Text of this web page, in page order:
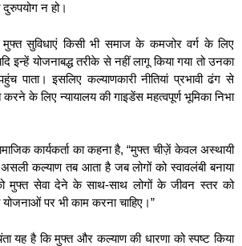
न हो।
मुफ्त सुविधाएं किसी भी समाज के कमजोर वर्ग के लिए
इन्हें योजनाबद्ध तरीके से नहीं लागू किया गया तो उनका
पाता। इसलिए कल्याणकारी नीतियां प्रभावी ढंग से
करने के लिए न्यायालय की गाइडेंस महत्वपूर्ण भूमिका निभा
कार्यकर्ता का कहना है, “मुफ्त चीज़ें केवल अस्थायी
कल्याण तब आता है जब लोगों को स्वावलंबी बनाया
मुफ्त सेवा देने के साथ-साथ लोगों के जीवन स्तर को
पर भी काम करना चाहिए।”
यह है कि मुफ्त और कल्याण की धारणा को स्पष्ट किया